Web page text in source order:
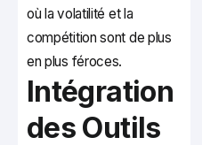
où la volatilité et la
compétition sont de plus
en plus féroces.
Intégration
des Outils